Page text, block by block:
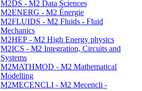
M2DS - M2 Data Sciences
M2ENERG - M2 Énergie
M2FLUIDS - M2 Fluids - Fluid
Mechanics
M2HEP - M2 High Energy physics
M2ICS - M2 Integration, Circuits and
Systems
M2MATHMOD - M2 Mathematical
Modelling
M2MECENCLI - M2 Mecencli -